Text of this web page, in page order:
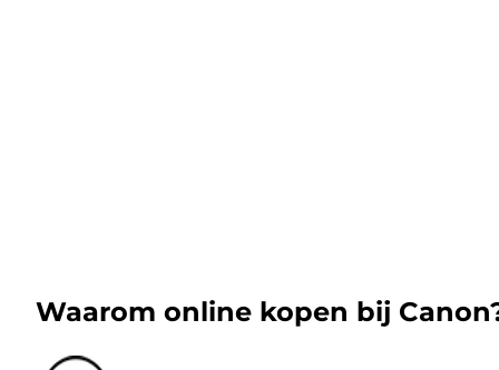
Waarom online kopen bij